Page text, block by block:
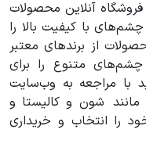
فروشگاه‌ آنلاین محصولات
با کیفیت بالا را
از برندهای معتبر
متنوع را برای
با مراجعه به وب‌سایت
مانند شون و کالیستا و
را انتخاب و خریداری